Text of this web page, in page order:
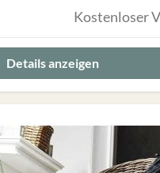
Kostenloser
Details anzeigen